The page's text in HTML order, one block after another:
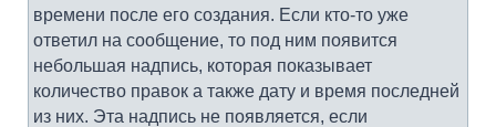
времени после его создания. Если кто-то уже
ответил на сообщение, то под ним появится
небольшая надпись, которая показывает
количество правок а также дату и время последней
из них. Эта надпись не появляется, если